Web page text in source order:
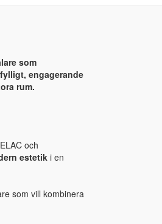
som
engagerande
rum.
och
estetik i en
som vill kombinera